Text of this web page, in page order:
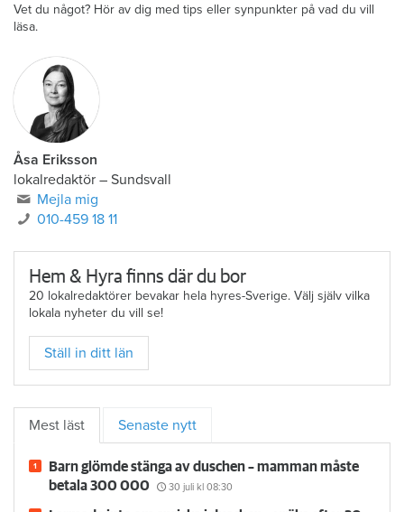
Vet du något? Hör av dig med tips eller synpunkter på vad du vill
läsa.
Åsa Eriksson
lokalredaktör – Sundsvall
Mejla mig
010-459 18 11
Hem & Hyra finns där du bor
20 lokalredaktörer bevakar hela hyres-Sverige. Välj själv vilka
lokala nyheter du vill se!
Ställ in ditt län
Mest läst Senaste nytt
Barn glömde stänga av duschen – mamman måste
betala 300 000
30 juli kl 08:30